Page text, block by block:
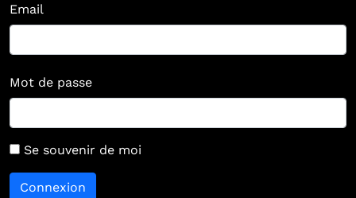
Email
Mot de passe
Se souvenir de moi
Connexion